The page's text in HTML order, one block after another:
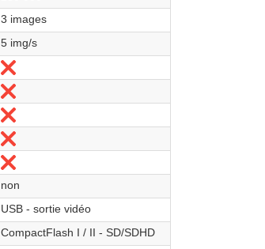
3 images
5 img/s
Nein
Nein
Nein
Nein
Nein
non
USB - sortie vidéo
CompactFlash I / II - SD/SDHD